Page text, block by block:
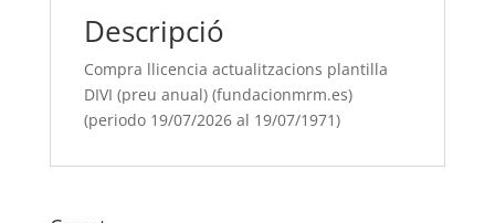
19/07/[si
type="year"]
19/07/[si
type="year"
offset="+1"])
Descripció
Compra llicencia actualitzacions plantilla
DIVI (preu anual) (fundacionmrm.es)
(periodo 19/07/2026 al 19/07/1971)